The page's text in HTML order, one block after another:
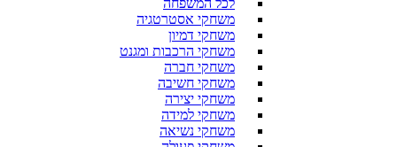
לכל המשפחה
משחקי אסטרטגיה
משחקי דמיון
משחקי הרכבות ומגנט
משחקי חברה
משחקי חשיבה
משחקי יצירה
משחקי למידה
משחקי נשיאה